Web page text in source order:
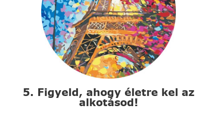
5. Figyeld, ahogy életre kel az
alkotásod!